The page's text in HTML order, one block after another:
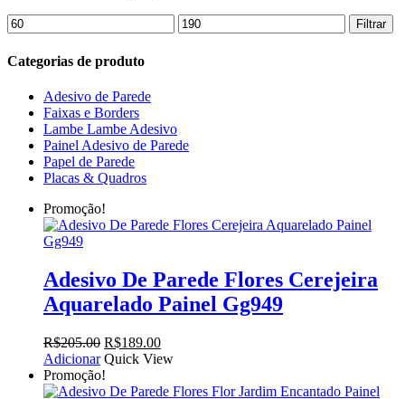
Preço
mínimo
Preço
máximo
Filtrar
Categorias de produto
Adesivo de Parede
Faixas e Borders
Lambe Lambe Adesivo
Painel Adesivo de Parede
Papel de Parede
Placas & Quadros
Promoção!
Adesivo De Parede Flores Cerejeira
Aquarelado Painel Gg949
R$205.00 O
preço
original
era:
R$189.00O
preço
é:
Adicionar Quick View
Promoção!